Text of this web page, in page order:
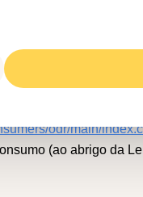
odr/main/
(ao abrigo da